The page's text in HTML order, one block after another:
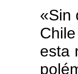
«Sin
esta